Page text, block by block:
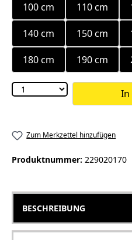
100 cm
110 cm
140 cm 150 cm
180 cm 190 cm
In
Zum Merkzettel hinzufügen
Produktnummer: 229020170
BESCHREIBUNG